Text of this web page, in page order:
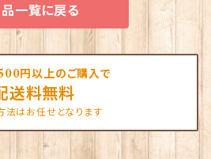
一覧に戻る
円以上のご購入で
送料無料
はお任せとなります